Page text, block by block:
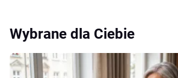
Wybrane dla Ciebie